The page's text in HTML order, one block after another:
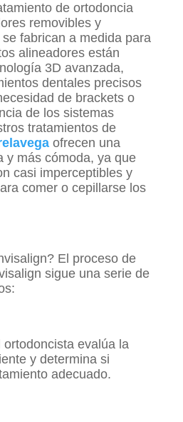
de ortodoncia
removibles y
fabrican a medida para
alineadores están
3D avanzada,
dentales precisos
de brackets o
de los sistemas
tratamientos de
ofrecen una
y más cómoda, ya que
casi imperceptibles y
comer o cepillarse los
El proceso de
sigue una serie de
evalúa la
y determina si
adecuado.